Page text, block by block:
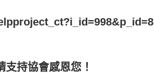
持協會感恩您！